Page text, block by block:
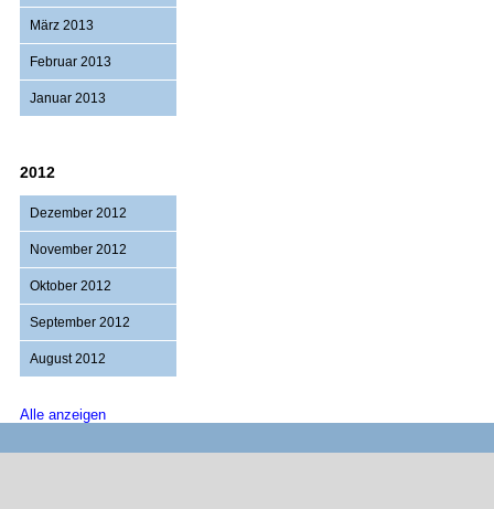
März 2013
Februar 2013
Januar 2013
2012
Dezember 2012
November 2012
Oktober 2012
September 2012
August 2012
Alle anzeigen